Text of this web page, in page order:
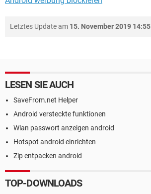
Letztes Update am 15. November 2019 14:55
LESEN SIE AUCH
SaveFrom.net Helper
Android versteckte funktionen
Wlan passwort anzeigen android
Hotspot android einrichten
Zip entpacken android
TOP-DOWNLOADS